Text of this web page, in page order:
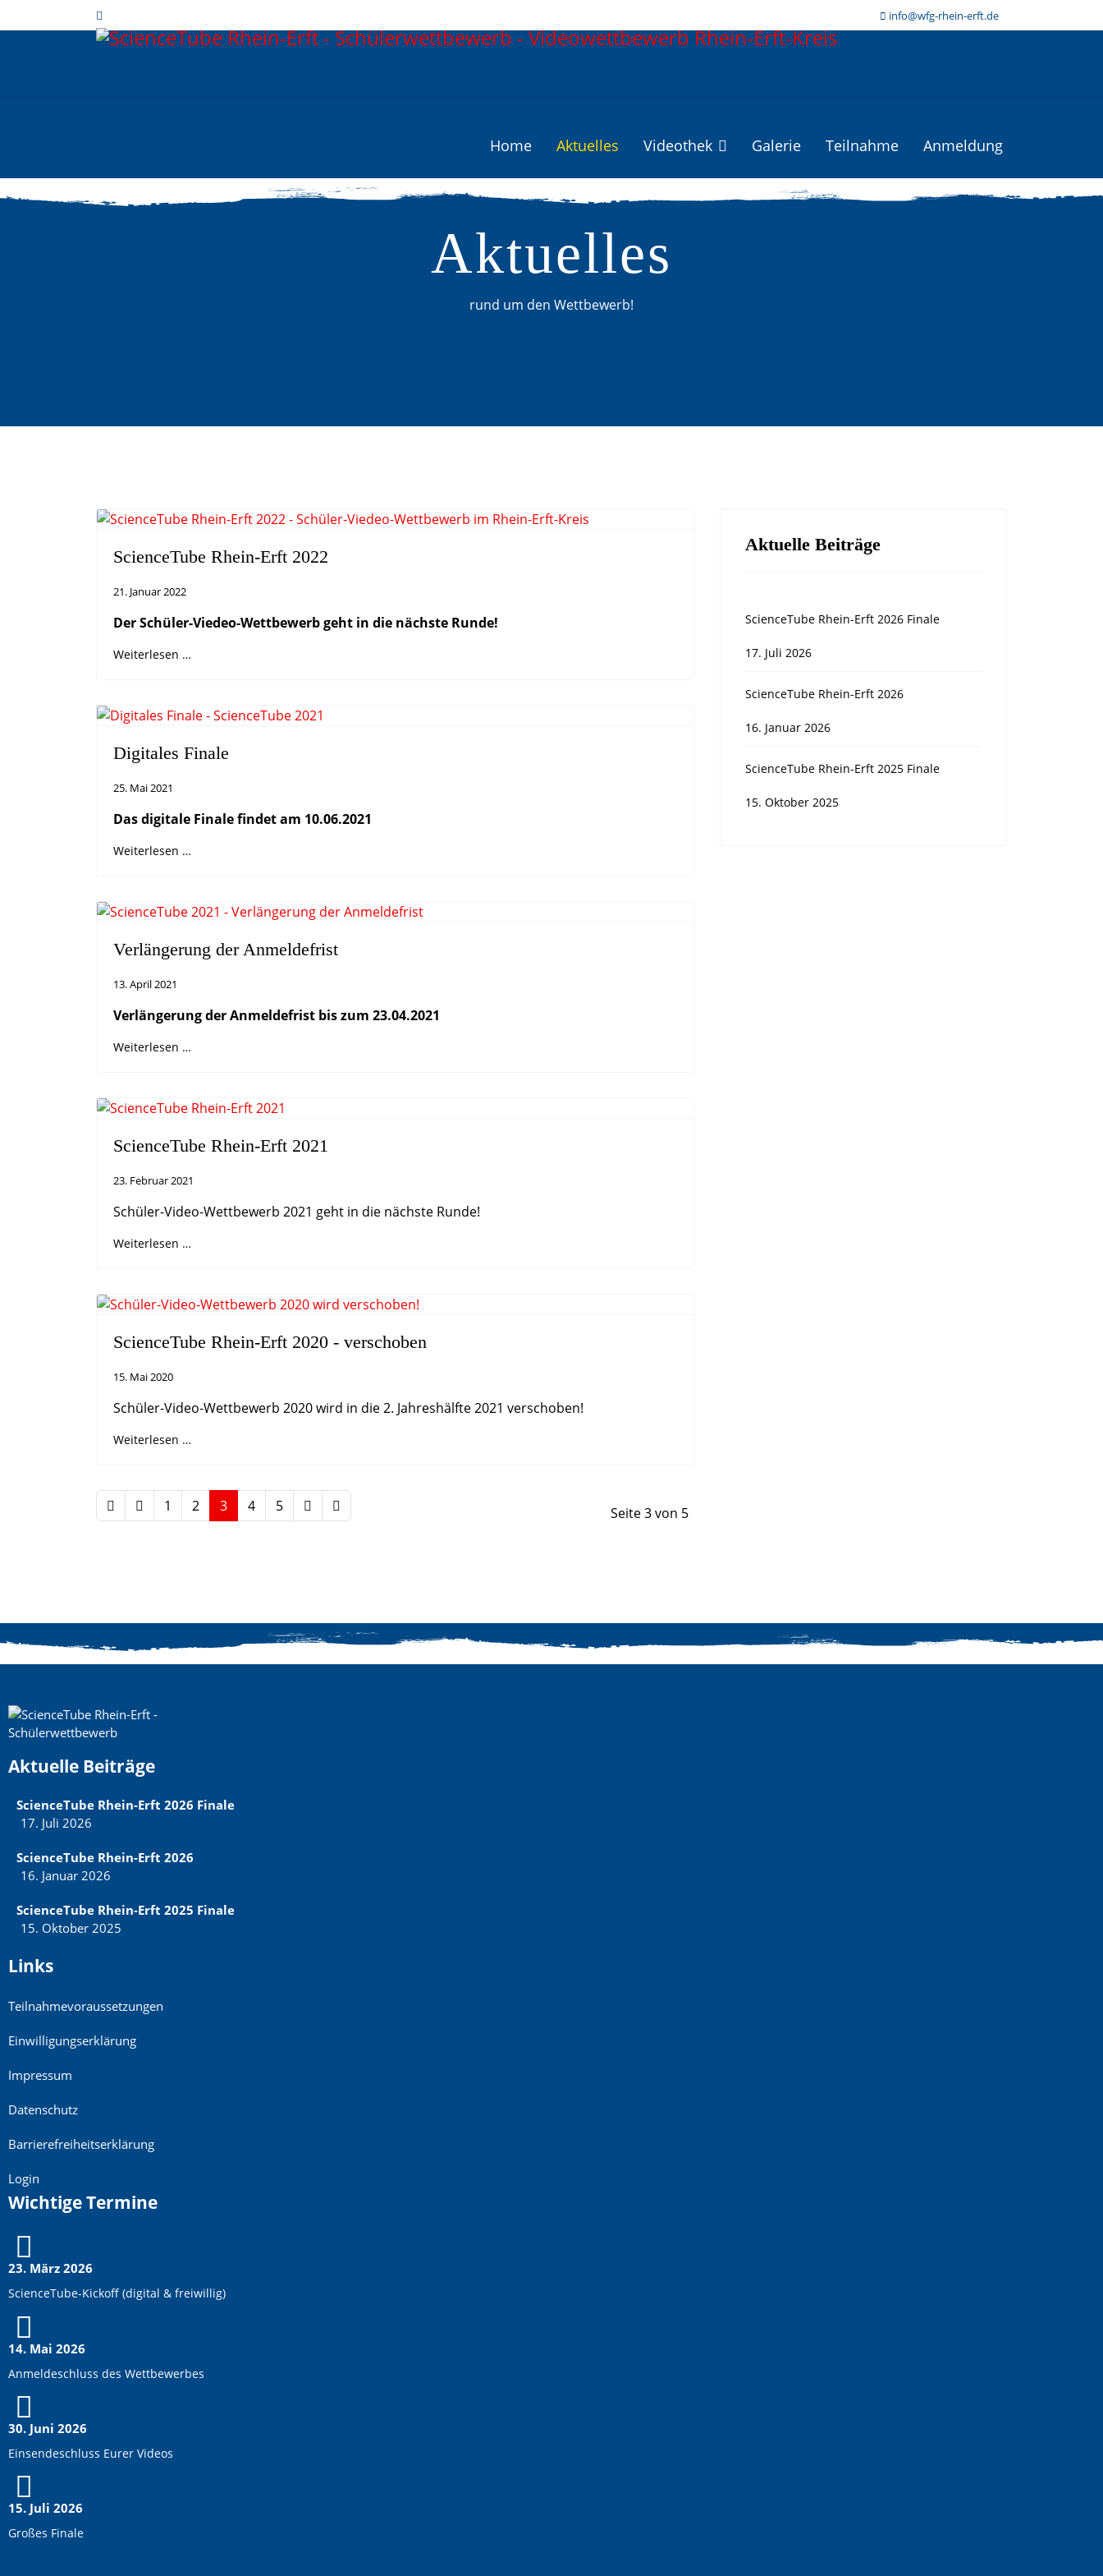
info@wfg-rhein-erft.de
Home Aktuelles Videothek Galerie Teilnahme Anmeldung
Aktuelles
rund um den Wettbewerb!
ScienceTube Rhein-Erft 2022
21. Januar 2022
Der Schüler-Viedeo-Wettbewerb geht in die nächste Runde!
Weiterlesen …
Digitales Finale
25. Mai 2021
Das digitale Finale findet am 10.06.2021
Weiterlesen …
Verlängerung der Anmeldefrist
13. April 2021
Verlängerung der Anmeldefrist bis zum 23.04.2021
Weiterlesen …
ScienceTube Rhein-Erft 2021
23. Februar 2021
Schüler-Video-Wettbewerb 2021 geht in die nächste Runde!
Weiterlesen …
ScienceTube Rhein-Erft 2020 - verschoben
15. Mai 2020
Schüler-Video-Wettbewerb 2020 wird in die 2. Jahreshälfte 2021 verschoben!
Weiterlesen …
Seite 3 von 5
1 2 3 4 5
Aktuelle Beiträge
ScienceTube Rhein-Erft 2026 Finale
17. Juli 2026
ScienceTube Rhein-Erft 2026
16. Januar 2026
ScienceTube Rhein-Erft 2025 Finale
15. Oktober 2025
Aktuelle Beiträge
ScienceTube Rhein-Erft 2026 Finale
17. Juli 2026
ScienceTube Rhein-Erft 2026
16. Januar 2026
ScienceTube Rhein-Erft 2025 Finale
15. Oktober 2025
Links
Teilnahmevoraussetzungen
Einwilligungserklärung
Impressum
Datenschutz
Barrierefreiheitserklärung
Login
Wichtige Termine
23. März 2026
ScienceTube-Kickoff (digital & freiwillig)
14. Mai 2026
Anmeldeschluss des Wettbewerbes
30. Juni 2026
Einsendeschluss Eurer Videos
15. Juli 2026
Großes Finale